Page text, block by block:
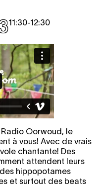
11:30-12:30
Oorwoud, le
à vous! Avec de vrais
chantante! Des
attendent leurs
hippopotames
et surtout des beats